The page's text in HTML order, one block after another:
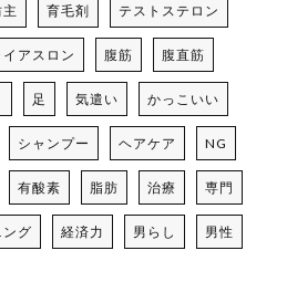
育毛剤 テストステロン
イアスロン 腹筋 腹直筋
足 気遣い かっこいい
シャンプー ヘアケア NG
有酸素 脂肪 治療 専門
ング 経済力 男らし 男性